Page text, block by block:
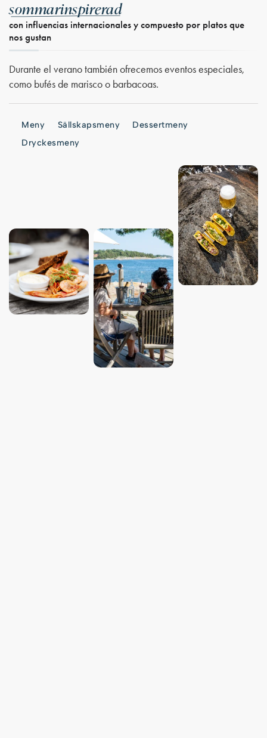
sommarinspirerad
con influencias internacionales y compuesto por platos que
nos gustan
Durante el verano también ofrecemos eventos especiales,
como bufés de marisco o barbacoas.
Meny Sällskapsmeny
Dessertmeny
Dryckesmeny